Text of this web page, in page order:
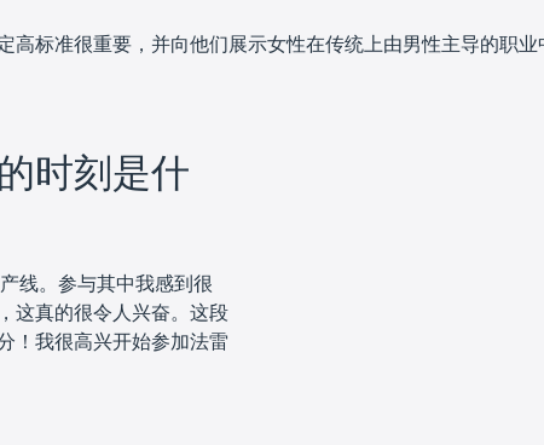
高标准很重要，并向他们展示女性在传统上由男性主导的职
时刻是什
线。参与其中我感到很
这真的很令人兴奋。这段
！我很高兴开始参加法雷